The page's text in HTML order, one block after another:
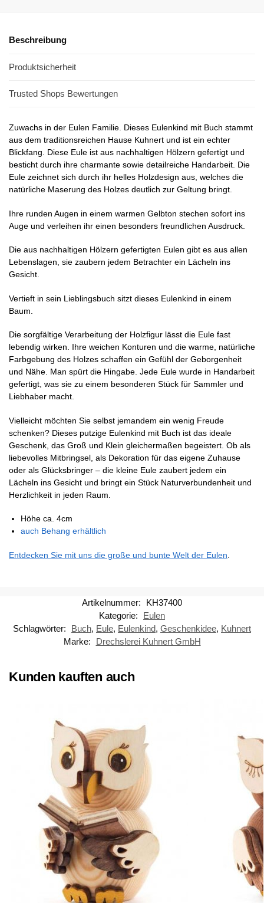
Beschreibung
Produktsicherheit
Trusted Shops Bewertungen
Zuwachs in der Eulen Familie. Dieses Eulenkind mit Buch stammt
aus dem traditionsreichen Hause Kuhnert und ist ein echter
Blickfang. Diese Eule ist aus nachhaltigen Hölzern gefertigt und
besticht durch ihre charmante sowie detailreiche Handarbeit. Die
Eule zeichnet sich durch ihr helles Holzdesign aus, welches die
natürliche Maserung des Holzes deutlich zur Geltung bringt.
Ihre runden Augen in einem warmen Gelbton stechen sofort ins
Auge und verleihen ihr einen besonders freundlichen Ausdruck.
Die aus nachhaltigen Hölzern gefertigten Eulen gibt es aus allen
Lebenslagen, sie zaubern jedem Betrachter ein Lächeln ins
Gesicht.
Vertieft in sein Lieblingsbuch sitzt dieses Eulenkind in einem
Baum.
Die sorgfältige Verarbeitung der Holzfigur lässt die Eule fast
lebendig wirken. Ihre weichen Konturen und die warme, natürliche
Farbgebung des Holzes schaffen ein Gefühl der Geborgenheit
und Nähe. Man spürt die Hingabe. Jede Eule wurde in Handarbeit
gefertigt, was sie zu einem besonderen Stück für Sammler und
Liebhaber macht.
Vielleicht möchten Sie selbst jemandem ein wenig Freude
schenken? Dieses putzige Eulenkind mit Buch ist das ideale
Geschenk, das Groß und Klein gleichermaßen begeistert. Ob als
liebevolles Mitbringsel, als Dekoration für das eigene Zuhause
oder als Glücksbringer – die kleine Eule zaubert jedem ein
Lächeln ins Gesicht und bringt ein Stück Naturverbundenheit und
Herzlichkeit in jeden Raum.
Höhe ca. 4cm
auch Behang erhältlich
Entdecken Sie mit uns die große und bunte Welt der Eulen
Artikelnummer:
KH37400
Kategorie:
Eulen
Schlagwörter:
Buch, Eule, Eulenkind, Geschenkidee, Kuhnert
Marke:
Drechslerei Kuhnert GmbH
Kunden kauften auch